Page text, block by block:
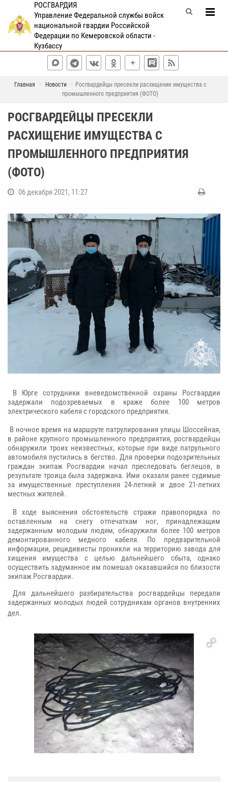
РОСГВАРДИЯ
Управление Федеральной службы войск
национальной гвардии Российской
Федерации по Кемеровской области -
Кузбассу
Главная Новости
Росгвардейцы пресекли расхищение имущества с
промышленного предприятия (ФОТО)
РОСГВАРДЕЙЦЫ ПРЕСЕКЛИ
РАСХИЩЕНИЕ ИМУЩЕСТВА С
ПРОМЫШЛЕННОГО ПРЕДПРИЯТИЯ
(ФОТО)
06 декабря 2021, 11:27
В Юрге сотрудники вневедомственной охраны Росгвардии
задержали подозреваемых в краже более 100 метров
электрического кабеля с городского предприятия.
В ночное время на маршруте патрулирования улицы Шоссейная,
в районе крупного промышленного предприятия, росгвардейцы
обнаружили троих неизвестных, которые при виде патрульного
автомобиля пустились в бегство. Для проверки подозрительных
граждан экипаж Росгвардии начал преследовать беглецов, в
результате троица была задержана. Ими оказали ранее судимые
за имущественные преступления 24-летний и двое 21-летних
местных жителей.
В ходе выяснения обстоятельств стражи правопорядка по
оставленным на снегу отпечаткам ног, принадлежащим
задержанным молодым людям, обнаружили более 100 метров
демонтированного медного кабеля. По предварительной
информации, рецидивисты проникли на территорию завода для
хищения имущества с целью дальнейшего сбыта, однако
осуществить задуманное им помешал оказавшийся по близости
экипаж Росгвардии.
Для дальнейшего разбирательства росгвардейцы передали
задержанных молодых людей сотрудникам органов внутренних
дел.